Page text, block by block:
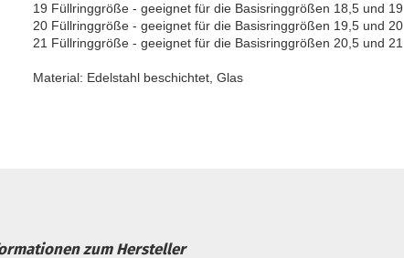
19 Füllringgröße - geeignet für die Basisringgrößen 18,5 und 19
20 Füllringgröße - geeignet für die Basisringgrößen 19,5 und 20
21 Füllringgröße - geeignet für die Basisringgrößen 20,5 und 21
Material: Edelstahl beschichtet, Glas